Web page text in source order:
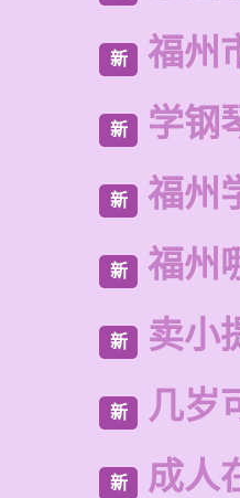
新 福州
新 学钢
新 福州
新 福州
新 卖小
新 几岁
新 成人